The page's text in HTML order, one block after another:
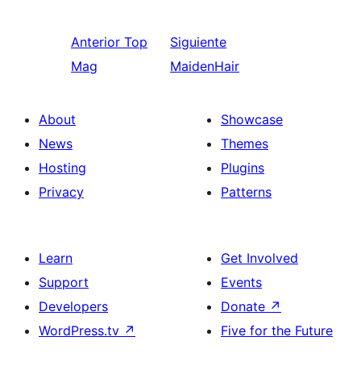
Anterior Top
Mag
Siguiente
MaidenHair
About
News
Hosting
Privacy
Showcase
Themes
Plugins
Patterns
Learn
Support
Developers
WordPress.tv ↗
Get Involved
Events
Donate ↗
Five for the Future